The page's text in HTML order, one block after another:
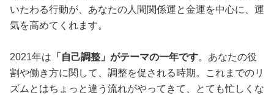
いたわる行動が、あなたの人間関係運と金運を中心に、運
気を高めてくれます。
2021年は 「自己調整」がテーマの一年です。あなたの役
割や働き方に関して、調整を促される時期。これまでのリ
ズムとはちょっと違う流れがやってきて、とても忙しくな